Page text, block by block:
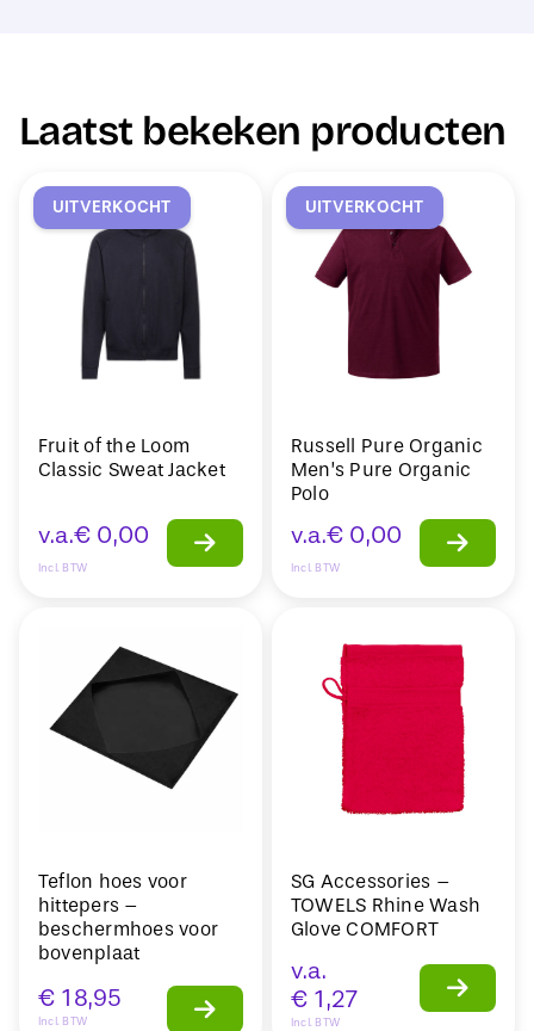
Laatst bekeken producten
UITVERKOCHT
Fruit of the Loom
Classic Sweat Jacket
v.a.€ 0,00
Incl. BTW
UITVERKOCHT
Russell Pure Organic
Men’s Pure Organic
Polo
v.a.€ 0,00
Incl. BTW
Teflon hoes voor
hittepers –
beschermhoes voor
bovenplaat
€ 18,95
Incl. BTW
SG Accessories –
TOWELS Rhine Wash
Glove COMFORT
v.a.
€ 1,27
Incl. BTW